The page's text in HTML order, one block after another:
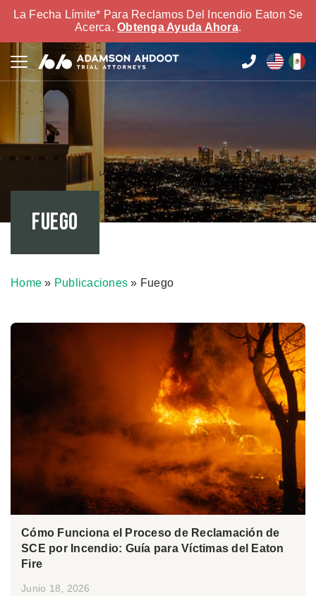
La Fecha Límite* Para Reclamos Del Incendio Eaton Se
Acerca. Obtenga Ayuda Ahora.
Fuego
Home » Publicaciones » Fuego
Cómo Funciona el Proceso de Reclamación de
SCE por Incendio: Guía para Víctimas del Eaton
Fire
Junio 18, 2026